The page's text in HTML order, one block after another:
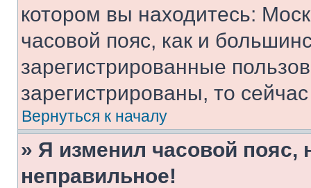
котором вы находитесь:
часовой пояс, как и
зарегистрированные
зарегистрированы, то
Вернуться к началу
» Я изменил часовой пояс,
неправильное!